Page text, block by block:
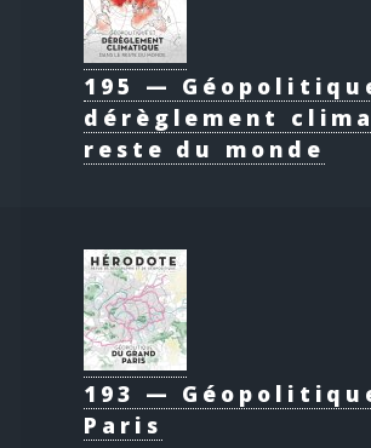
195 —
dérèglement
reste du monde
193 —
Paris